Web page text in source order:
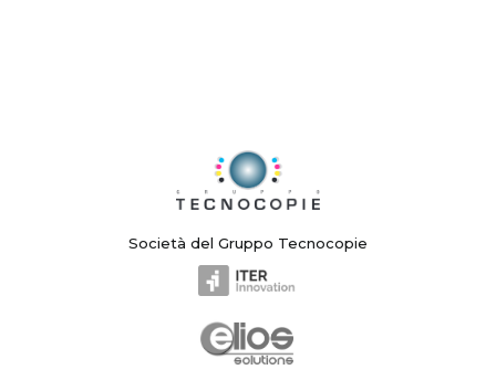
Società del Gruppo Tecnocopie